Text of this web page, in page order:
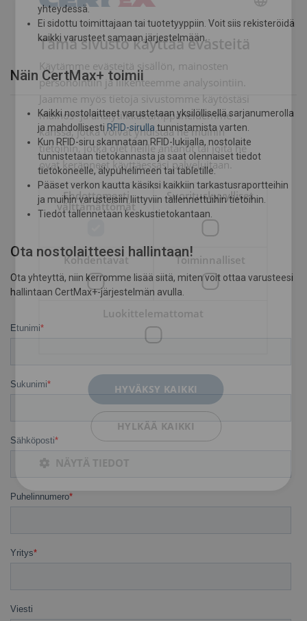
yhteydessä.
Ei sidottu toimittajaan tai tuotetyyppiin. Voit siis rekisteröidä
kaikki varusteet samaan järjestelmään.
Näin CertMax+ toimii
Kaikki nostolaitteet varustetaan yksilöllisellä sarjanumerolla
ja mahdollisesti RFID-sirullatunnistamista varten.
Kun RFID-siru skannataan RFID-lukijalla, nostolaite
tunnistetaan tietokannasta ja saat olennaiset tiedot
tietokoneelle, älypuhelimeen tai tabletille.
Pääset verkon kautta käsiksi kaikkiin tarkastusraportteihin
ja muihin varusteisiin liittyviin tallennettuihin tietoihin.
Tiedot tallennetaan keskustietokantaan.
Ota nostolaitteesi hallintaan!
Ota yhteyttä, niin kerromme lisää siitä, miten voit ottaa varusteesi
hallintaan CertMax+-järjestelmän avulla.
FINNISH
ENGLISH TRANSLATION
Tämä sivusto käyttää evästeitä
Käytämme evästeitä sisällön, mainosten
personointiin ja liikenteemme analysointiin.
Jaamme myös tietoja sivustomme käytöstäsi
mainos- ja analytiikkakumppaneidemme
kanssa, jotka voivat yhdistää ne muihin
tietoihin, jotka olet heille antanut tai joita he
ovat keränneet käyttäessäsi palveluitaan.
Ehdottomasti
välttämättömät
Suorituskyvylliset
Kohdentavat Toiminnalliset
Luokittelemattomat
HYVÄKSY KAIKKI
HYLKÄÄ KAIKKI
NÄYTÄ TIEDOT